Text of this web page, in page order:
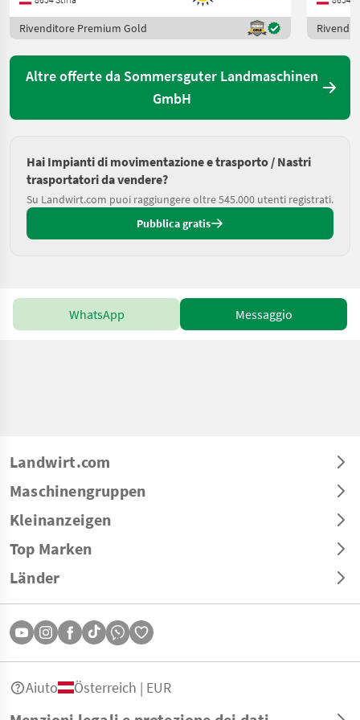
Rivenditore Premium Gold
Altre offerte da Sommersguter Landmaschinen
GmbH
Hai Impianti di movimentazione e trasporto / Nastri
trasportatori da vendere?
Su Landwirt.com puoi raggiungere oltre 545.000 utenti registrati.
Pubblica gratis
WhatsApp Messaggio
Landwirt.com
Maschinengruppen
Kleinanzeigen
Top Marken
Länder
Aiuto Österreich | EUR